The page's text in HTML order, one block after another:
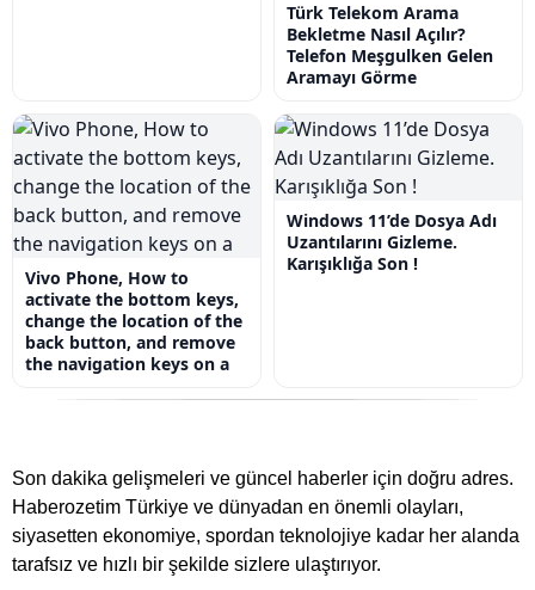
Türk Telekom Arama
Bekletme Nasıl Açılır?
Telefon Meşgulken Gelen
Aramayı Görme
Vivo Phone, How to
activate the bottom keys,
change the location of the
back button, and remove
the navigation keys on a
Windows 11’de Dosya Adı
Uzantılarını Gizleme.
Karışıklığa Son !
Son dakika gelişmeleri ve güncel haberler için doğru adres.
Haberozetim Türkiye ve dünyadan en önemli olayları,
siyasetten ekonomiye, spordan teknolojiye kadar her alanda
tarafsız ve hızlı bir şekilde sizlere ulaştırıyor.